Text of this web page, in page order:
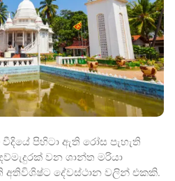
පිහිටා ඇති රෝස පැහැති
වන ශාන්ත මරියා
අතිවිශිෂ්ට දේවස්ථාන වලින් එකකි.